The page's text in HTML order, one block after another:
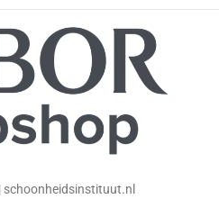
schoonheidsinstituut.nl